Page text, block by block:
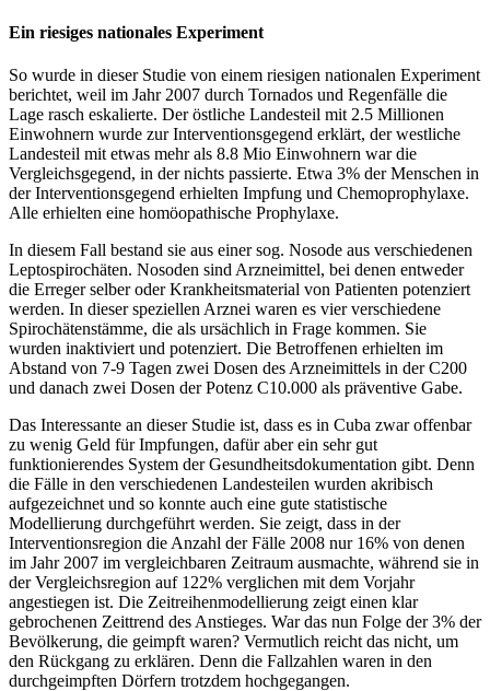
Ein riesiges nationales Experiment
So wurde in dieser Studie von einem riesigen nationalen Experiment
berichtet, weil im Jahr 2007 durch Tornados und Regenfälle die
Lage rasch eskalierte. Der östliche Landesteil mit 2.5 Millionen
Einwohnern wurde zur Interventionsgegend erklärt, der westliche
Landesteil mit etwas mehr als 8.8 Mio Einwohnern war die
Vergleichsgegend, in der nichts passierte. Etwa 3% der Menschen in
der Interventionsgegend erhielten Impfung und Chemoprophylaxe.
Alle erhielten eine homöopathische Prophylaxe.
In diesem Fall bestand sie aus einer sog. Nosode aus verschiedenen
Leptospirochäten. Nosoden sind Arzneimittel, bei denen entweder
die Erreger selber oder Krankheitsmaterial von Patienten potenziert
werden. In dieser speziellen Arznei waren es vier verschiedene
Spirochätenstämme, die als ursächlich in Frage kommen. Sie
wurden inaktiviert und potenziert. Die Betroffenen erhielten im
Abstand von 7-9 Tagen zwei Dosen des Arzneimittels in der C200
und danach zwei Dosen der Potenz C10.000 als präventive Gabe.
Das Interessante an dieser Studie ist, dass es in Cuba zwar offenbar
zu wenig Geld für Impfungen, dafür aber ein sehr gut
funktionierendes System der Gesundheitsdokumentation gibt. Denn
die Fälle in den verschiedenen Landesteilen wurden akribisch
aufgezeichnet und so konnte auch eine gute statistische
Modellierung durchgeführt werden. Sie zeigt, dass in der
Interventionsregion die Anzahl der Fälle 2008 nur 16% von denen
im Jahr 2007 im vergleichbaren Zeitraum ausmachte, während sie in
der Vergleichsregion auf 122% verglichen mit dem Vorjahr
angestiegen ist. Die Zeitreihenmodellierung zeigt einen klar
gebrochenen Zeittrend des Anstieges. War das nun Folge der 3% der
Bevölkerung, die geimpft waren? Vermutlich reicht das nicht, um
den Rückgang zu erklären. Denn die Fallzahlen waren in den
durchgeimpften Dörfern trotzdem hochgegangen.